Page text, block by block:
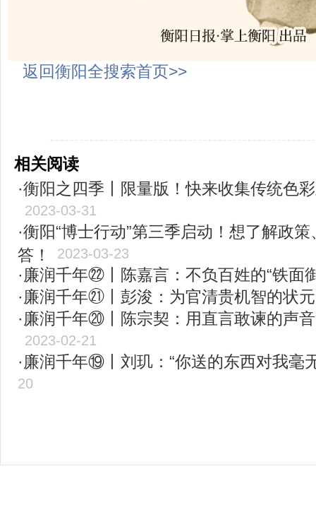
返回衡阳全搜索首页>>
相关阅读
·衡阳之四季丨限量版！快来收集传统色
2023-03-31
·衡阳“博士行动”第三季启动！想了解政
答！ 2023-03-23
·廉润千年㉒丨陈嘉言：不负百姓的“铁面
·廉润千年㉑丨彭浚：为官清贵机智的状
·廉润千年⑳丨陈宗契：用直言敢谏的声
2023-02-21
·廉润千年⑲丨刘玑：“你送的东西对我毫
20